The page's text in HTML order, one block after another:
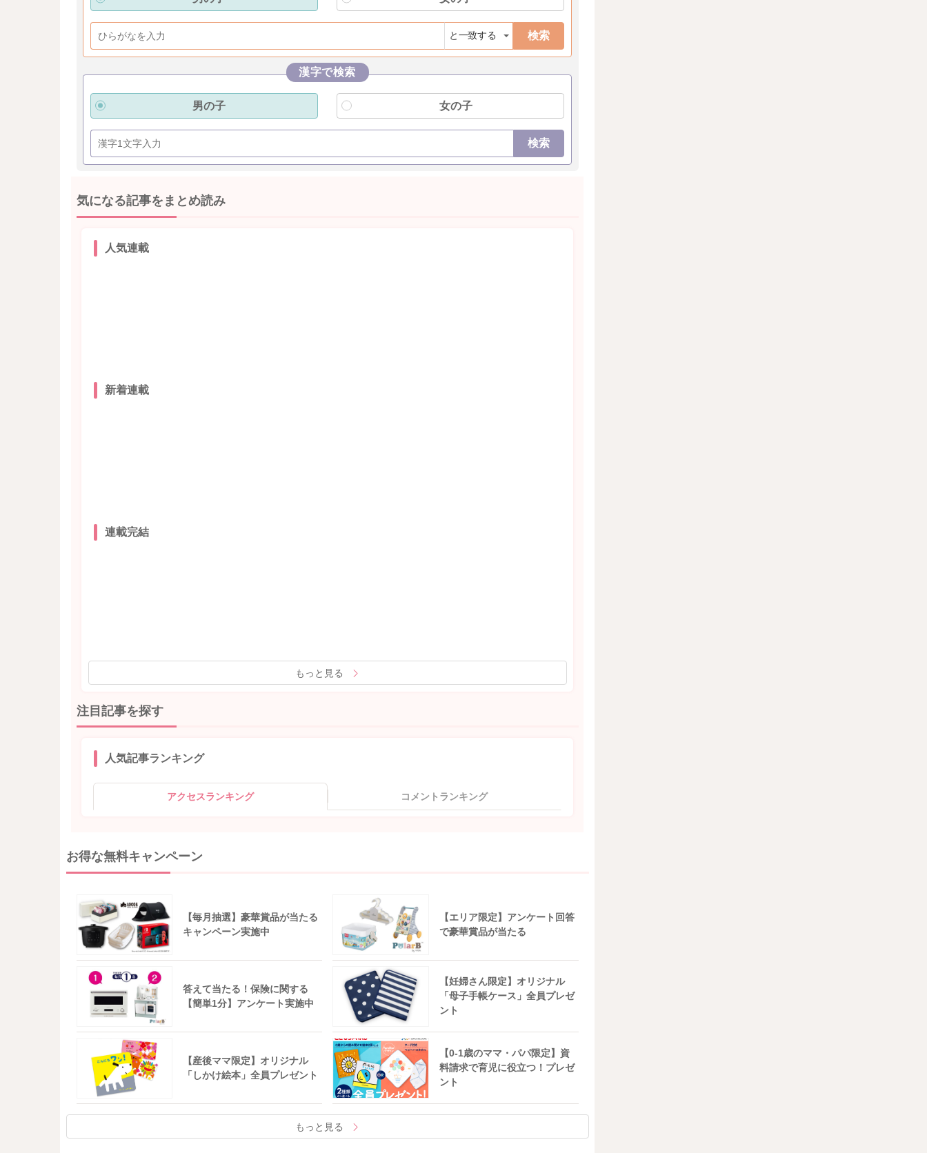
検索
漢字で検索
男の子 女の子
検索
気になる記事をまとめ読み
人気連載
新着連載
連載完結
もっと見る
注目記事を探す
人気記事ランキング
アクセスランキング コメントランキング
お得な無料キャンペーン
【毎月抽選】豪華賞品が当たる
キャンペーン実施中
【エリア限定】アンケート回答
で豪華賞品が当たる
答えて当たる！保険に関する
【簡単1分】アンケート実施中
【妊婦さん限定】オリジナル
「母子手帳ケース」全員プレゼ
ント
【産後ママ限定】オリジナル
「しかけ絵本」全員プレゼント
【0-1歳のママ・パパ限定】資
料請求で育児に役立つ！プレゼ
ント
もっと見る